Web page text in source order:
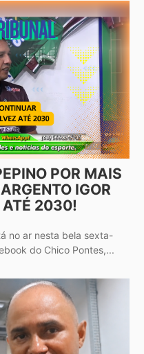
POR MAIS
IGOR
ATÉ 2030!
no ar nesta bela sexta-
do Chico Pontes,...